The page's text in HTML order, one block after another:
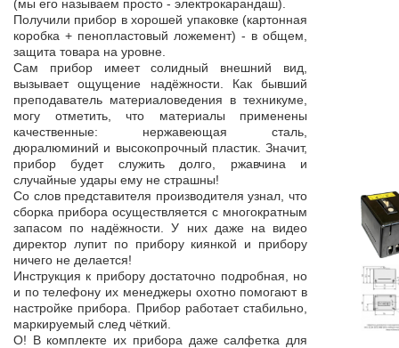
(мы его называем просто - электрокарандаш).
Получили прибор в хорошей упаковке (картонная
коробка + пенопластовый ложемент) - в общем,
защита товара на уровне.
Сам прибор имеет солидный внешний вид,
вызывает ощущение надёжности. Как бывший
преподаватель материаловедения в техникуме,
могу отметить, что материалы применены
качественные: нержавеющая сталь,
дюралюминий и высокопрочный пластик. Значит,
прибор будет служить долго, ржавчина и
случайные удары ему не страшны!
Со слов представителя производителя узнал, что
сборка прибора осуществляется с многократным
запасом по надёжности. У них даже на видео
директор лупит по прибору киянкой и прибору
ничего не делается!
Инструкция к прибору достаточно подробная, но
и по телефону их менеджеры охотно помогают в
настройке прибора. Прибор работает стабильно,
маркируемый след чёткий.
О! В комплекте их прибора даже салфетка для
110 кВ для
Продукция
Наоборот,
качества,
На
впервые
Приятно
поставщиком!